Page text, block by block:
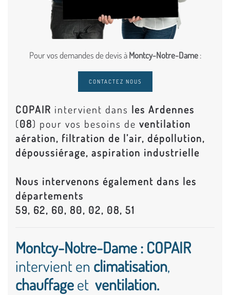
Pour vos demandes de devis àMontcy-Notre-Dame:
CONTACTEZ NOUS
COPAIR intervient dans les Ardennes
(08) pour vos besoins de ventilation
aération, filtration de l’air, dépollution,
dépoussiérage, aspiration industrielle
Nous intervenons également dans les
départements
59, 62, 60, 80, 02, 08, 51
Montcy-Notre-Dame : COPAIR
intervient en climatisation,
chauffageet ventilation.